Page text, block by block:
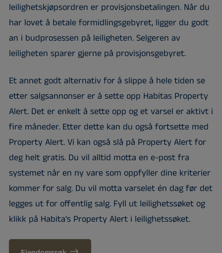
leilighetskjøpsordren er provisjonsbetalingen. Når du
har lovet å betale formidlingsgebyret, ligger du godt
an i budprosessen på leiligheten. Selgeren av
leiligheten sparer gjerne på provisjonsgebyret.
Et annet godt alternativ for å slippe å hele tiden se
etter salgsannonser er å sette opp Habitas Property
Alert. Det er enkelt å sette opp og et varsel er aktivt i
fire måneder. Etter dette kan du også fortsette med
Property Alert. Vi kan også slå på Property Alert for
deg helt gratis. Du vil alltid motta en e-post fra
systemet når en ny vare som oppfyller dine kriterier
kommer for salg. Du vil motta varselet én dag før det
legges ut for offentlig salg. Fyll ut leilighetssøket og
klikk på Habita's Property Alert i leilighetssøket.